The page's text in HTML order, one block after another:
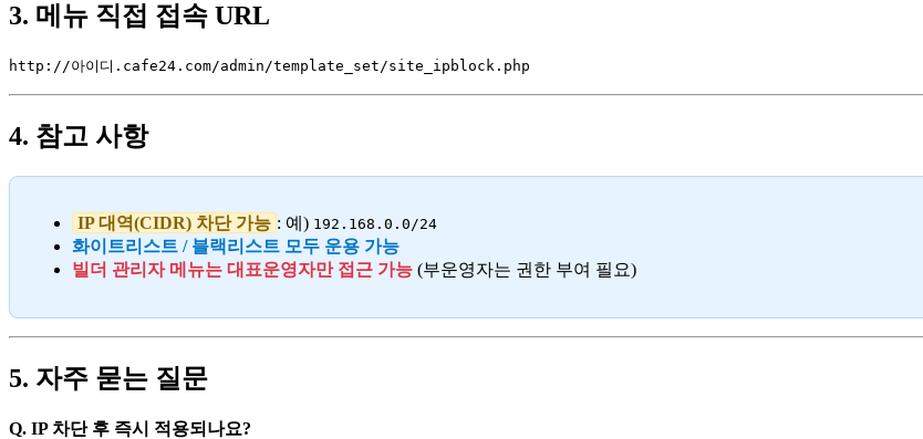
3. 메뉴 직접 접속 URL
http://아이디.cafe24.com/admin/template_set/site_ipblock.php
4. 참고 사항
IP 대역(CIDR) 차단 가능 : 예) 192.168.0.0/24
화이트리스트 / 블랙리스트 모두 운용 가능
빌더 관리자 메뉴는 대표운영자만 접근 가능 (부운영자는 권한 부여 필요)
5. 자주 묻는 질문
Q. IP 차단 후 즉시 적용되나요?